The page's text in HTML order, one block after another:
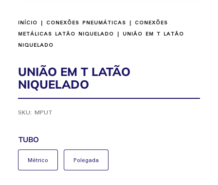
INÍCIO | CONEXÕES PNEUMÁTICAS | CONEXÕES
METÁLICAS LATÃO NIQUELADO | UNIÃO EM T LATÃO
NIQUELADO
UNIÃO EM T LATÃO
NIQUELADO
SKU:MPUT
TUBO
Métrico Polegada